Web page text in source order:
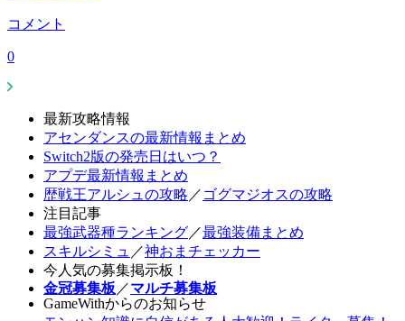
コメント
0
最新攻略情報
アセンダンスの最新情報まとめ
Switch2版の発売日はいつ？
アプデ最新情報まとめ
歴戦王アルシュの攻略 ／ ゴグマジオスの攻略
注目記事
最強武器種ランキング／最強装備まとめ
スキルシミュ ／神おまチェッカー
今人気の募集掲示板！
金冠募集板 ／マルチ募集板
GameWithからのお知らせ